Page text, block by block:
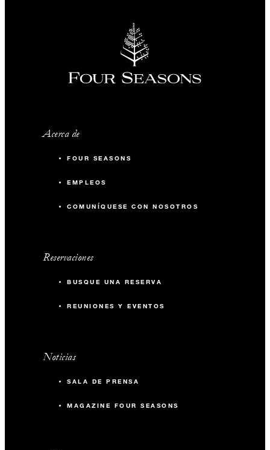
Acerca de
FOUR SEASONS
EMPLEOS
COMUNÍQUESE CON NOSOTROS
Reservaciones
BUSQUE UNA RESERVA
REUNIONES Y EVENTOS
Noticias
SALA DE PRENSA
MAGAZINE FOUR SEASONS